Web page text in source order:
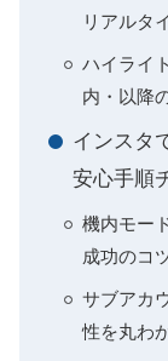
リアルタ
ハイライ
内・以降
インスタ
安心手順
機内モー
成功のコ
サブアカ
性を丸わ